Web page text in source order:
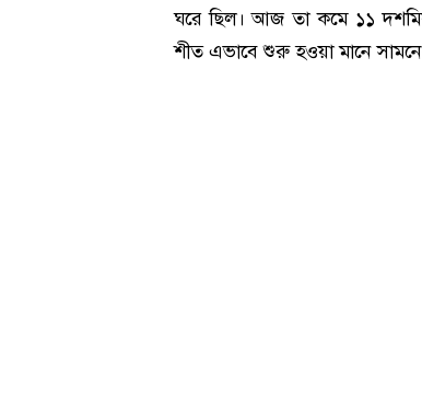
ঘরে ছিল। আজ তা কমে ১১ দশমিক
শীত এভাবে শুরু হওয়া মানে